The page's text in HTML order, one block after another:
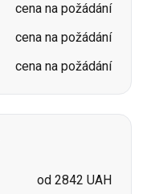
cena na požádání
cena na požádání
cena na požádání
od 2842 UAH